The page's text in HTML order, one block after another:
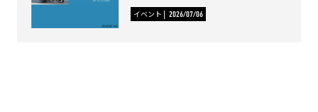
イベント 2026/07/06